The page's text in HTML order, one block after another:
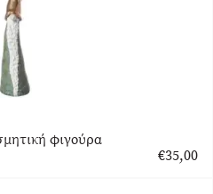
φιγούρα
€35,00